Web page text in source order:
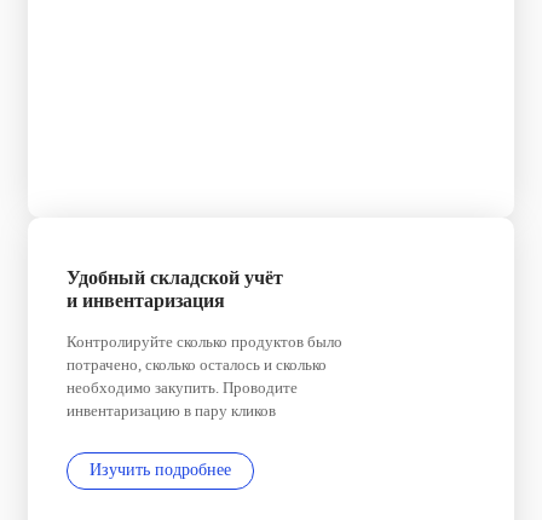
Удобный складской учёт
и инвентаризация
Контролируйте сколько продуктов было
потрачено, сколько осталось и сколько
необходимо закупить. Проводите
инвентаризацию в пару кликов
Изучить подробнее